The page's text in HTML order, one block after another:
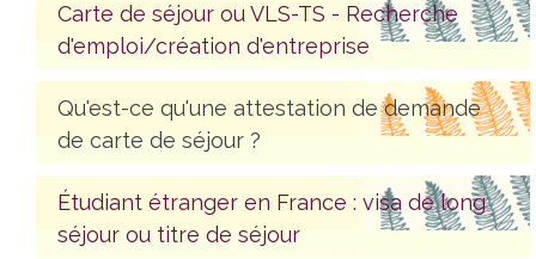
Carte de séjour ou VLS-TS - Recherche
d'emploi/création d'entreprise
Qu'est-ce qu'une attestation de demande
de carte de séjour ?
Étudiant étranger en France : visa de long
séjour ou titre de séjour